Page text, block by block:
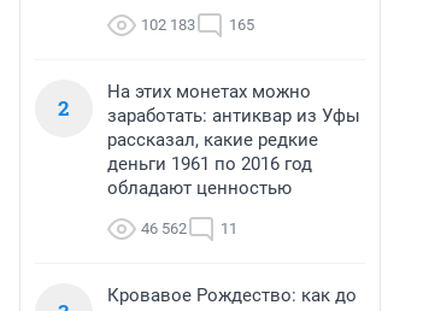
102 183 165
2
На этих монетах можно
заработать: антиквар из Уфы
рассказал, какие редкие
деньги 1961 по 2016 год
обладают ценностью
46 562 11
Кровавое Рождество: как до